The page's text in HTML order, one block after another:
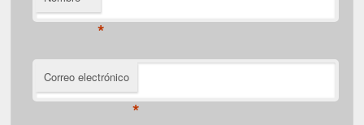
*
Correo electrónico
*